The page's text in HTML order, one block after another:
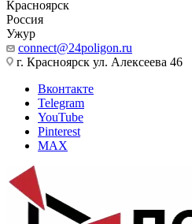
Красноярск
Россия
Ужур
connect@24poligon.ru
г. Красноярск ул. Алексеева 46
Вконтакте
Telegram
YouTube
Pinterest
MAX